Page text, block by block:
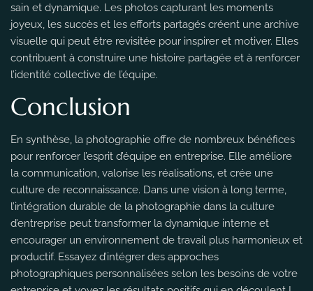
sain et dynamique. Les photos capturant les moments
joyeux, les succès et les efforts partagés créent une archive
visuelle qui peut être revisitée pour inspirer et motiver. Elles
contribuent à construire une histoire partagée et à renforcer
l’identité collective de l’équipe.
Conclusion
En synthèse, la photographie offre de nombreux bénéfices
pour renforcer l’esprit d’équipe en entreprise. Elle améliore
la communication, valorise les réalisations, et crée une
culture de reconnaissance. Dans une vision à long terme,
l’intégration durable de la photographie dans la culture
d’entreprise peut transformer la dynamique interne et
encourager un environnement de travail plus harmonieux et
productif. Essayez d’intégrer des approches
photographiques personnalisées selon les besoins de votre